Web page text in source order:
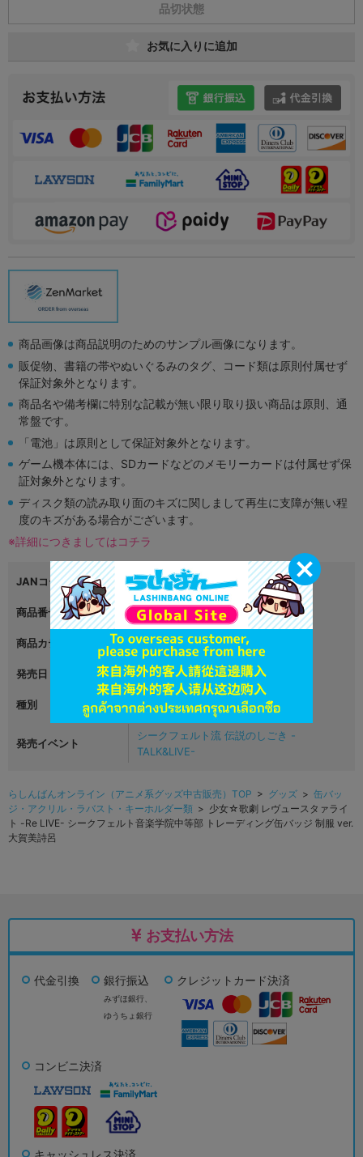
品切状態
お気に入りに追加
商品画像は商品説明のためのサンプル画像になります。
販促物、書籍の帯やぬいぐるみのタグ、コード類は原則付属せず
保証対象外となります。
商品名や備考欄に特別な記載が無い限り取り扱い商品は原則、通
常盤です。
「電池」は原則として保証対象外となります。
ゲーム機本体には、SDカードなどのメモリーカードは付属せず保
証対象外となります。
ディスク類の読み取り面のキズに関しまして再生に支障が無い程
度のキズがある場合がございます。
※詳細につきましてはコチラ
JANコード 4571598624016
商品番号 L04622268
商品カテゴリ グッズ
発売日 2022年07月10日
種別 缶バッジ
発売イベント
シークフェルト流 伝説のしごき -
TALK&LIVE-
らしんばんオンライン（アニメ系グッズ中古販売）TOP > グッズ > 缶バッ
ジ・アクリル・ラバスト・キーホルダー類 > 少女☆歌劇 レヴュースタァライ
ト -Re LIVE- シークフェルト音楽学院中等部 トレーディング缶バッジ 制服 ver.
大賀美詩呂
お支払い方法
代金引換 銀行振込
みずほ銀行、
ゆうちょ銀行
クレジットカード決済
コンビニ決済
キャッシュレス決済